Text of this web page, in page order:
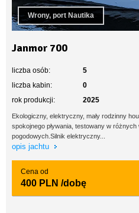
Wrony, port Nautika
Janmor 700
liczba osób:
5
liczba kabin:
0
rok produkcji:
2025
Ekologiczny, elektryczny, mały rodzinny
spokojnego pływania, testowany w
pogodowych.Silnik elektryczny...
opis jachtu
Cena od
400 PLN /dobę